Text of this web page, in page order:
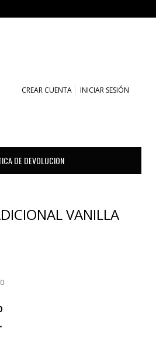
CREAR CUENTA INICIAR SESIÓN
DE DEVOLUCION
VANILLA